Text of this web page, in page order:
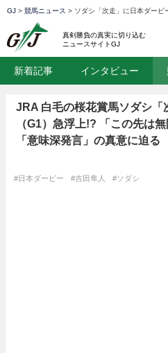
GJ > 競馬ニュース > ソダシ「次走」に日本ダービ
真剣勝負の真実に切り込む
ニュースサイトGJ
新着記事 インタビュー
JRA 白毛の桜花賞馬ソダシ「
（G1）急浮上!? 「この先は
「意味深発言」の真意に迫る
#日本ダービー #吉田隼人 #ソダシ